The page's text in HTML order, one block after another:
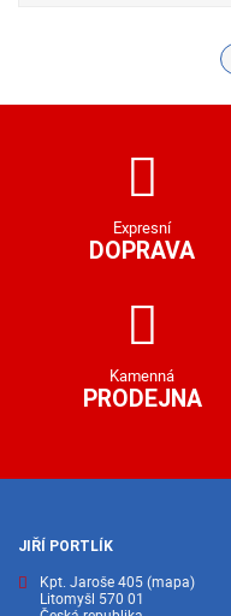
Expresní
DOPRAVA
Kamenná
PRODEJNA
JIŘÍ PORTLÍK
Kpt. Jaroše 405(mapa)
Litomyšl 570 01